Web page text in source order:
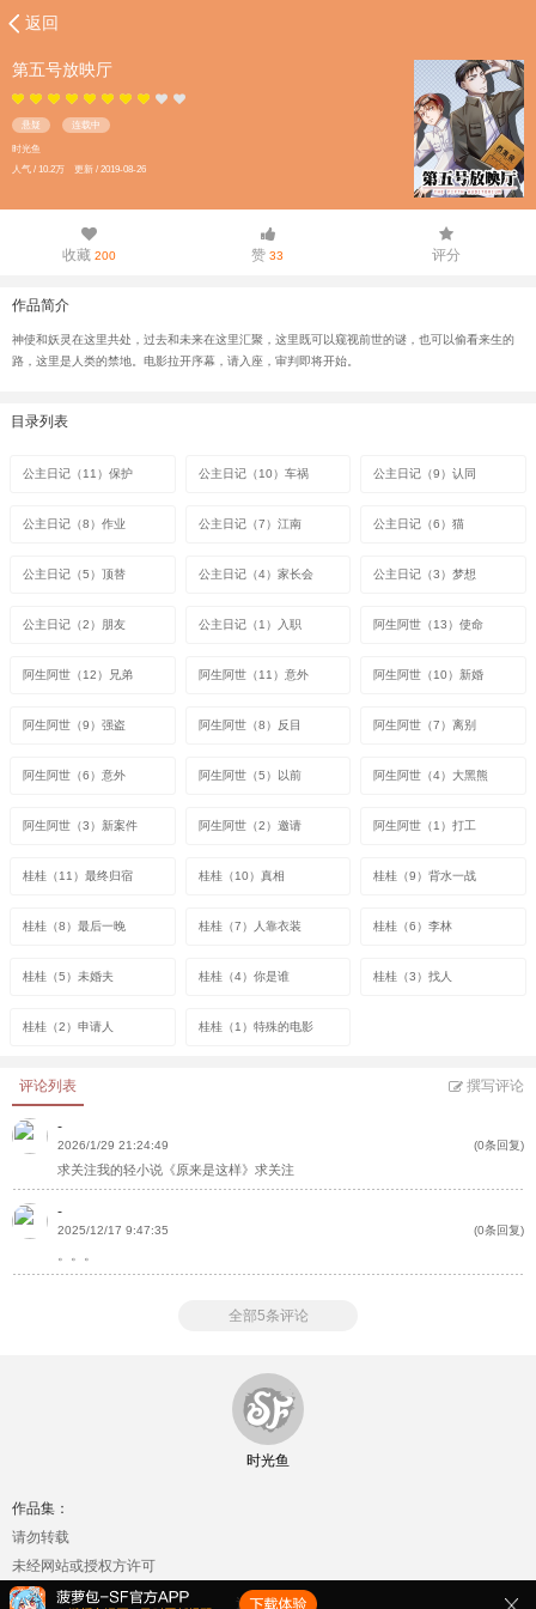
返回
第五号放映厅
悬疑 连载中
时光鱼
人气 / 10.2万 更新 / 2019-08-26
收藏 200 赞 33 评分
作品简介
神使和妖灵在这里共处，过去和未来在这里汇聚，这里既可以窥视前世的谜，也可以偷看来生的
路，这里是人类的禁地。电影拉开序幕，请入座，审判即将开始。
目录列表
公主日记（11）保护 公主日记（10）车祸 公主日记（9）认同
公主日记（8）作业 公主日记（7）江南 公主日记（6）猫
公主日记（5）顶替 公主日记（4）家长会 公主日记（3）梦想
公主日记（2）朋友 公主日记（1）入职 阿生阿世（13）使命
阿生阿世（12）兄弟 阿生阿世（11）意外 阿生阿世（10）新婚
阿生阿世（9）强盗 阿生阿世（8）反目 阿生阿世（7）离别
阿生阿世（6）意外 阿生阿世（5）以前 阿生阿世（4）大黑熊
阿生阿世（3）新案件 阿生阿世（2）邀请 阿生阿世（1）打工
桂桂（11）最终归宿 桂桂（10）真相 桂桂（9）背水一战
桂桂（8）最后一晚 桂桂（7）人靠衣装 桂桂（6）李林
桂桂（5）未婚夫 桂桂（4）你是谁 桂桂（3）找人
桂桂（2）申请人 桂桂（1）特殊的电影
评论列表 撰写评论
-
2026/1/29 21:24:49 (0条回复)
求关注我的轻小说《原来是这样》求关注
-
2025/12/17 9:47:35 (0条回复)
全部5条评论
时光鱼
作品集：
请勿转载
未经网站或授权方许可
返回顶部↑